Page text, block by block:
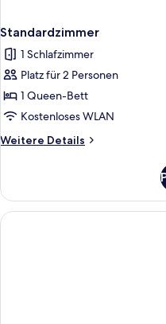
Standardzimmer
1 Schlafzimmer
Platz für 2 Personen
1 Queen-Bett
Kostenloses WLAN
Weitere Details
Weitere